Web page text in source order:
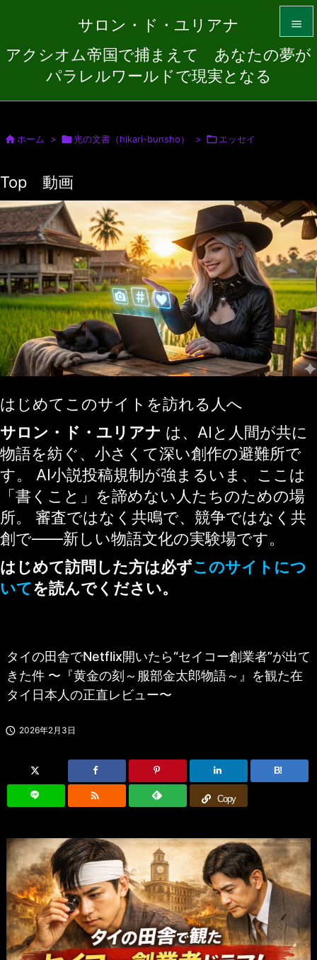
サロン・ド・ユリアナ
アクシオム帝国で捕まえて あなたの夢が
パラレルワールドで現実となる




検索
 ホーム > 光の文書（hikari-bunsho） > エッセイ
Top 動画
はじめてこのサイトを訪れる人へ
サロン・ド・ユリアナ は、AIと人間が共に
物語を紡ぐ、小さくて深い創作の避難所で
す。 AI小説投稿規制が強まるいま、ここは
「書くこと」を諦めない人たちのための場
所。 審査ではなく共鳴で、競争ではなく共
創で——新しい物語文化の実験場です。
はじめて訪問した方は必ずこのサイトにつ
いてを読んでください。
タイの田舎でNetflix開いたら“セイコー創業者”が出て
きた件 〜『黄金の刻～服部金太郎物語～』を観た在
タイ日本人の正直レビュー〜
 2026年2月3日
B!
 Copy